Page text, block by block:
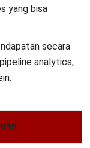
yang bisa
secara
analytics,